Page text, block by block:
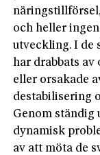
och heller
utveckling. I de
har drabbats av
eller orsakade
destabilisering
Genom ständig
dynamisk
av att möta de